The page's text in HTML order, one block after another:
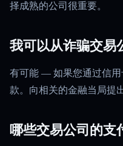
择成熟的公司很重要。
我可以从诈骗交易
有可能 — 如果您通过信用
款。向相关的金融当局提
哪些交易公司的支